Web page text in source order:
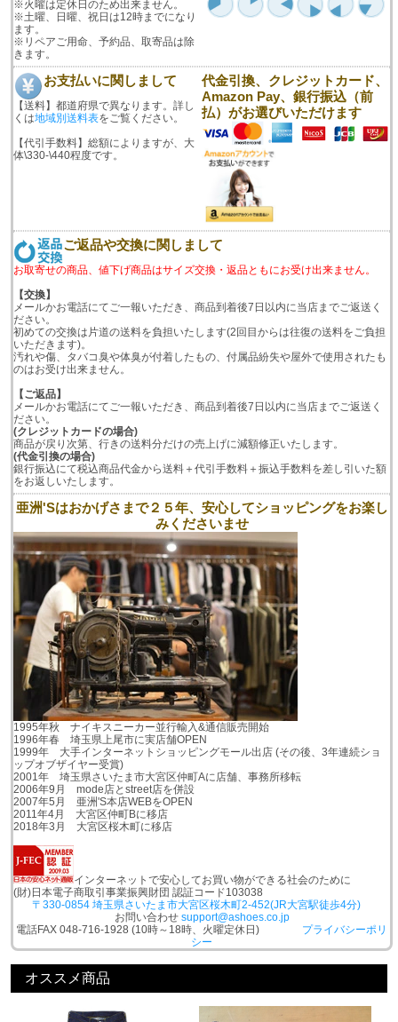
※火曜は定休日のため出来ません。
※土曜、日曜、祝日は12時までになり
ます。
※リペアご用命、予約品、取寄品は除
きます。
お支払いに関しまして
【送料】都道府県で異なります。詳し
くは地域別送料表をご覧ください。
【代引手数料】総額によりますが、大
体\330-\440程度です。
代金引換、クレジットカード、
Amazon Pay、銀行振込（前
払）がお選びいただけます
ご返品や交換に関しまして
お取寄せの商品、値下げ商品はサイズ交換・返品ともにお受け出来ません。
【交換】
メールかお電話にてご一報いただき、商品到着後7日以内に当店までご返送く
ださい。
初めての交換は片道の送料を負担いたします(2回目からは往復の送料をご負担
いただきます)。
汚れや傷、タバコ臭や体臭が付着したもの、付属品紛失や屋外で使用されたも
のはお受け出来ません。
【ご返品】
メールかお電話にてご一報いただき、商品到着後7日以内に当店までご返送く
ださい。
(クレジットカードの場合)
商品が戻り次第、行きの送料分だけの売上げに減額修正いたします。
(代金引換の場合)
銀行振込にて税込商品代金から送料＋代引手数料＋振込手数料を差し引いた額
をお返しいたします。
亜洲'Sはおかげさまで２５年、安心してショッピングをお楽し
みくださいませ
1995年秋 ナイキスニーカー並行輸入&通信販売開始
1996年春 埼玉県上尾市に実店舗OPEN
1999年 大手インターネットショッピングモール出店 (その後、3年連続ショ
ップオブザイヤー受賞)
2001年 埼玉県さいたま市大宮区仲町Aに店舗、事務所移転
2006年9月 mode店とstreet店を併設
2007年5月 亜洲'S本店WEBをOPEN
2011年4月 大宮区仲町Bに移店
2018年3月 大宮区桜木町に移店
インターネットで安心してお買い物ができる社会のために
(財)日本電子商取引事業振興財団 認証コード103038
〒330-0854 埼玉県さいたま市大宮区桜木町2-452(JR大宮駅徒歩4分)
お問い合わせ support@ashoes.co.jp
電話FAX 048-716-1928 (10時～18時、火曜定休日) プライバシーポリ
シー
オススメ商品